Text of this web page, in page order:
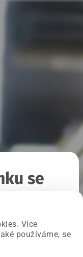
Více
používáme, se
se
ji opravujeme.
stránku.